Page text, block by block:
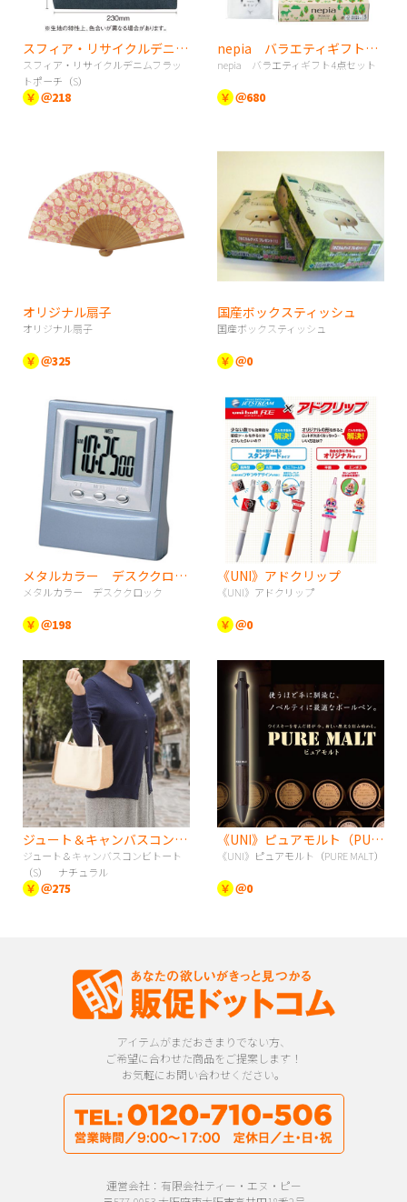
スフィア・リサイクルデニムフラットポーチ（S）
スフィア・リサイクルデニムフラッ
トポーチ（S）
￥ ＠218
nepia バラエティギフト4点セット
nepia バラエティギフト4点セット
￥ ＠680
オリジナル扇子
オリジナル扇子
￥ ＠325
国産ボックスティッシュ
国産ボックスティッシュ
￥ ＠0
メタルカラー デスククロック
メタルカラー デスククロック
￥ ＠198
《UNI》アドクリップ
《UNI》アドクリップ
￥ ＠0
ジュート＆キャンバスコンビトート（S） ナチュラル
ジュート＆キャンバスコンビトート
（S） ナチュラル
￥ ＠275
《UNI》ピュアモルト（PURE MALT）
《UNI》ピュアモルト（PURE MALT）
￥ ＠0
アイテムがまだおきまりでない方、
ご希望に合わせた商品をご提案します！
お気軽にお問い合わせください。
運営会社：有限会社ティー・エヌ・ピー